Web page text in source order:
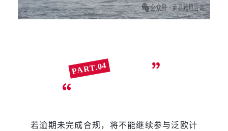
PART.04
若逾期未完成合规，将不能继续参与泛欧计